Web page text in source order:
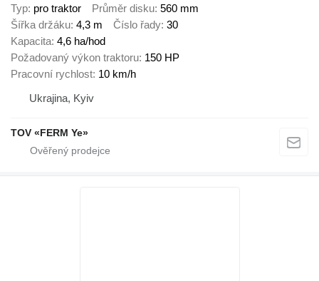
Typ pro traktor Průměr disku 560 mm
Šířka držáku 4,3 m Číslo řady 30
Kapacita 4,6 ha/hod
Požadovaný výkon traktoru 150 HP
Pracovní rychlost 10 km/h
Ukrajina, Kyiv
TOV «FERM Ye»